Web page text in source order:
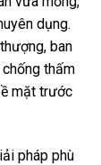
dụng.
ban
thấm
mặt trước
pháp phù